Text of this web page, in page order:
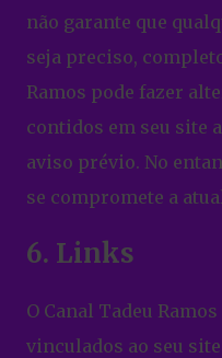
não garante que
seja preciso,
Ramos pode fazer
contidos em seu site
aviso prévio. No
se compromete a
6. Links
O Canal Tadeu
vinculados ao seu